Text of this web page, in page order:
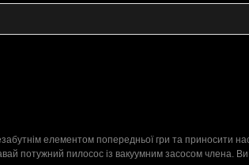
елементом попередньої гри та приносити
потужний пилосос із вакуумним засосом члена.